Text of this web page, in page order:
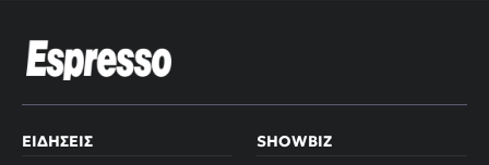
ΕΙΔΉΣΕΙΣ SHOWBIZ